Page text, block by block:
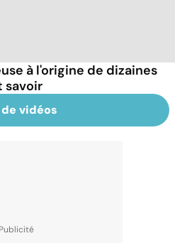
à l'origine de dizaines
savoir
de vidéos